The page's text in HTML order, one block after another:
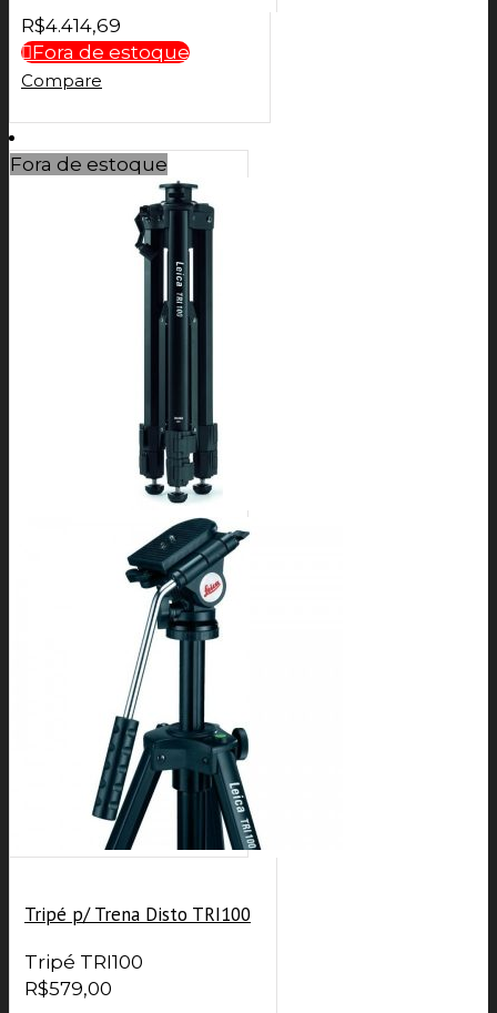
R$4.414,69
Fora de estoque
Compare
Fora de estoque
Tripé p/ Trena Disto TRI100
Tripé TRI100
R$579,00